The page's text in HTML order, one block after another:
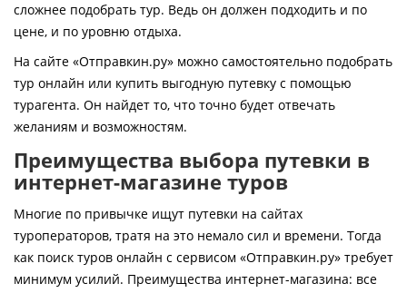
Контакты
сложнее подобрать тур. Ведь он должен подходить и по
цене, и по уровню отдыха.
На сайте «Отправкин.ру» можно самостоятельно подобрать
тур онлайн или купить выгодную путевку с помощью
турагента. Он найдет то, что точно будет отвечать
желаниям и возможностям.
Преимущества выбора путевки в
интернет-магазине туров
Многие по привычке ищут путевки на сайтах
туроператоров, тратя на это немало сил и времени. Тогда
как поиск туров онлайн с сервисом «Отправкин.ру» требует
минимум усилий. Преимущества интернет-магазина: все